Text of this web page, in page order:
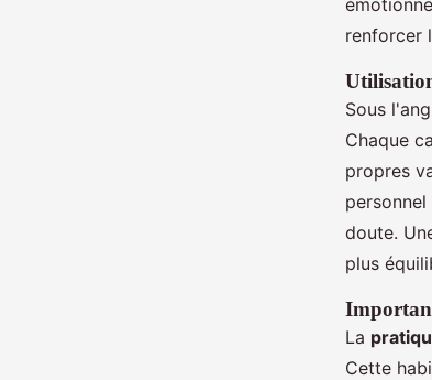
renforcer
Sous
Chaque
propres
doute.
plus
La
Cette